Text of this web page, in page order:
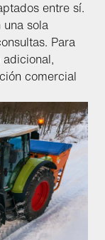
entre sí.
sola
Para
comercial